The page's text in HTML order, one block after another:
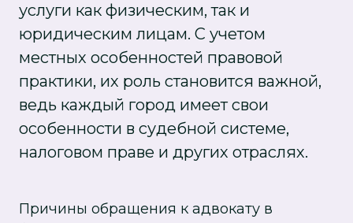
услуги как физическим, так и
юридическим лицам. С учетом
местных особенностей правовой
практики, их роль становится важной,
ведь каждый город имеет свои
особенности в судебной системе,
налоговом праве и других отраслях.
Причины обращения к адвокату в